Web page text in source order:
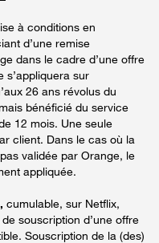
à conditions en
d’une remise
dans le cadre d’une offre
s’appliquera sur
26 ans révolus du
bénéficié du service
12 mois. Une seule
client. Dans le cas où la
validée par Orange, le
appliquée.
cumulable, sur Netflix,
souscription d’une offre
Souscription de la (des)